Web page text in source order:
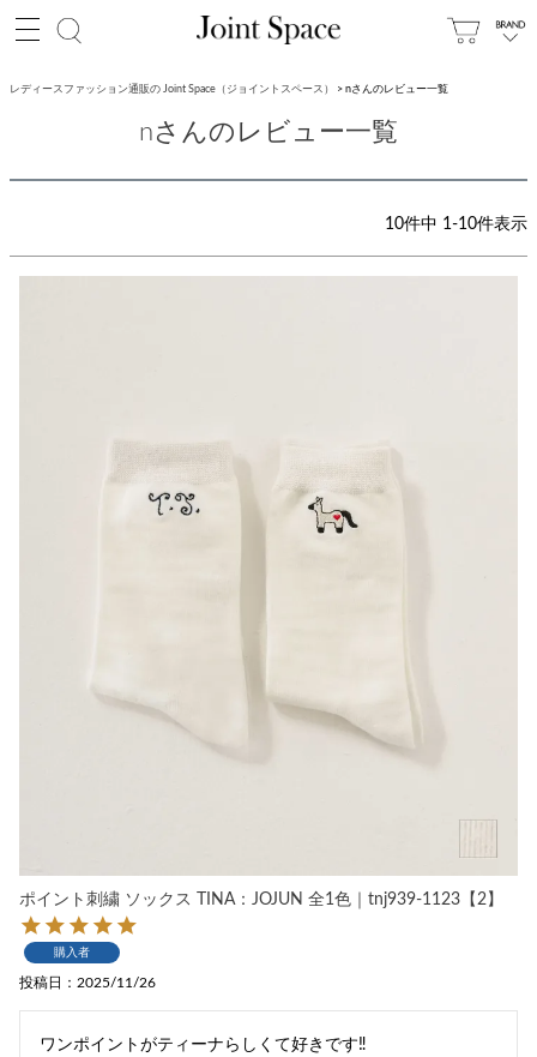
レディースファッション通販の Joint Space（ジョイントスペース） nさんのレビュー一覧
nさんのレビュー一覧
10件中 1-10件表示
ポイント刺繍 ソックス TINA：JOJUN 全1色｜tnj939-1123【2】
購入者
投稿日 2025/11/26
ワンポイントがティーナらしくて好きです‼︎